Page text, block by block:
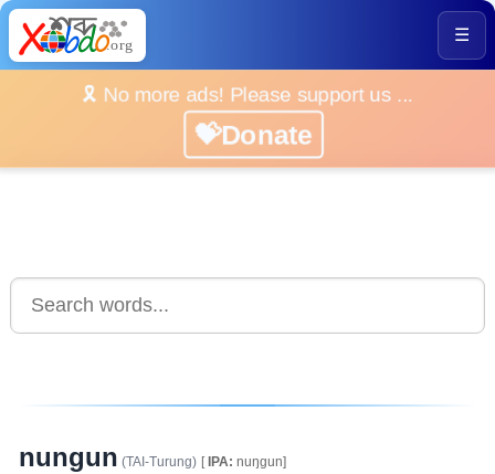
☰
🎗️ No more ads! Please support us ...
💝Donate
nungun (TAI-Turung) [IPA: nuŋgun]